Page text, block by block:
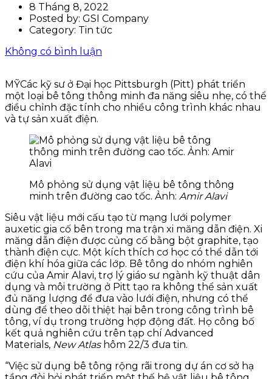
8 Tháng 8, 2022
Posted by: GSI Company
Category: Tin tức
Không có bình luận
MỸCác kỹ sư ở Đại học Pittsburgh (Pitt) phát triển
một loại bê tông thông minh đa năng siêu nhẹ, có thể
điều chỉnh đặc tính cho nhiều công trình khác nhau
và tự sản xuất điện.
Mô phỏng sử dụng vật liệu bê tông thông
minh trên đường cao tốc. Ảnh: Amir Alavi
Siêu vật liệu mới cấu tạo từ mạng lưới polymer
auxetic gia cố bên trong ma trận xi măng dẫn điện. Xi
măng dẫn điện được củng cố bằng bột graphite, tạo
thành điện cực. Một kích thích cơ học có thể dẫn tới
điện khí hóa giữa các lớp. Bê tông do nhóm nghiên
cứu của Amir Alavi, trợ lý giáo sư ngành kỹ thuật dân
dụng và môi trường ở Pitt tạo ra không thể sản xuất
đủ năng lượng để đưa vào lưới điện, nhưng có thể
dùng để theo dõi thiệt hại bên trong công trình bê
tông, ví dụ trong trường hợp động đất. Họ công bố
kết quả nghiên cứu trên tạp chí Advanced
Materials, New Atlas hôm 22/3 đưa tin.
“Việc sử dụng bê tông rộng rãi trong dự án cơ sở hạ